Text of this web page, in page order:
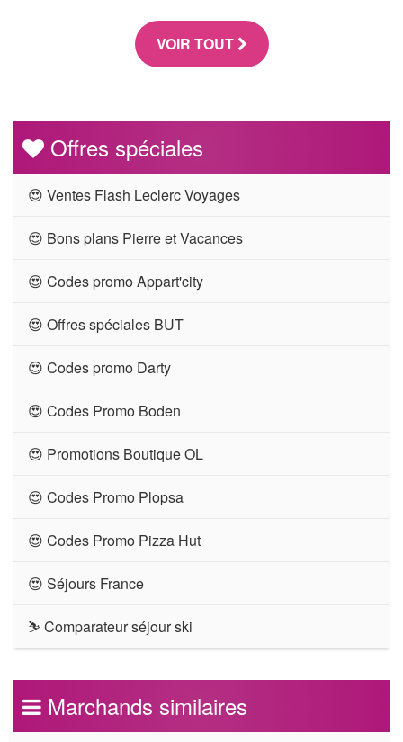
VOIR TOUT
Offres spéciales
😍 Ventes Flash Leclerc Voyages
😍 Bons plans Pierre et Vacances
😍 Codes promo Appart'city
😍 Offres spéciales BUT
😍 Codes promo Darty
😍 Codes Promo Boden
😍 Promotions Boutique OL
😍 Codes Promo Plopsa
😍 Codes Promo Pizza Hut
😍 Séjours France
⛷ Comparateur séjour ski
Marchands similaires